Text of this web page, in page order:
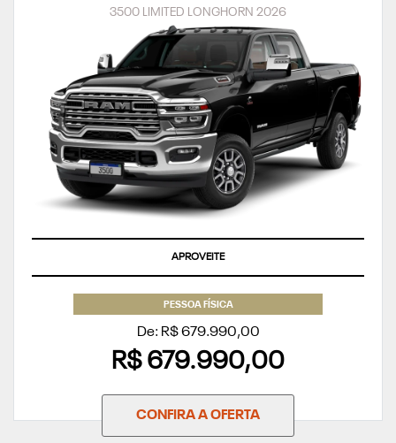
3500 LIMITED LONGHORN 2026
APROVEITE
PESSOA FÍSICA
De: R$ 679.990,00
R$ 679.990,00
CONFIRA A OFERTA